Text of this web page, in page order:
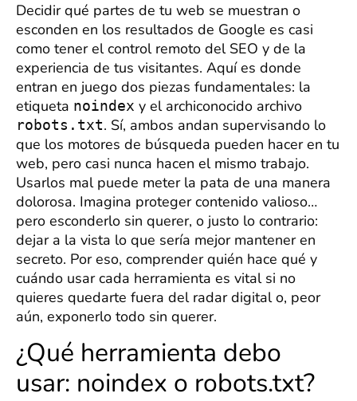
Decidir qué partes de tu web se muestran o
esconden en los resultados de Google es casi
como tener el control remoto del SEO y de la
experiencia de tus visitantes. Aquí es donde
entran en juego dos piezas fundamentales: la
etiqueta noindex y el archiconocido archivo
robots.txt. Sí, ambos andan supervisando lo
que los motores de búsqueda pueden hacer en tu
web, pero casi nunca hacen el mismo trabajo.
Usarlos mal puede meter la pata de una manera
dolorosa. Imagina proteger contenido valioso…
pero esconderlo sin querer, o justo lo contrario:
dejar a la vista lo que sería mejor mantener en
secreto. Por eso, comprender quién hace qué y
cuándo usar cada herramienta es vital si no
quieres quedarte fuera del radar digital o, peor
aún, exponerlo todo sin querer.
¿Qué herramienta debo
usar: noindex o robots.txt?